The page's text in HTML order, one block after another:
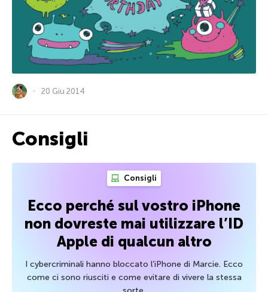
20 Giu 2014
Consigli
Consigli
Ecco perché sul vostro iPhone
non dovreste mai utilizzare l’ID
Apple di qualcun altro
I cybercriminali hanno bloccato l’iPhone di Marcie. Ecco
come ci sono riusciti e come evitare di vivere la stessa